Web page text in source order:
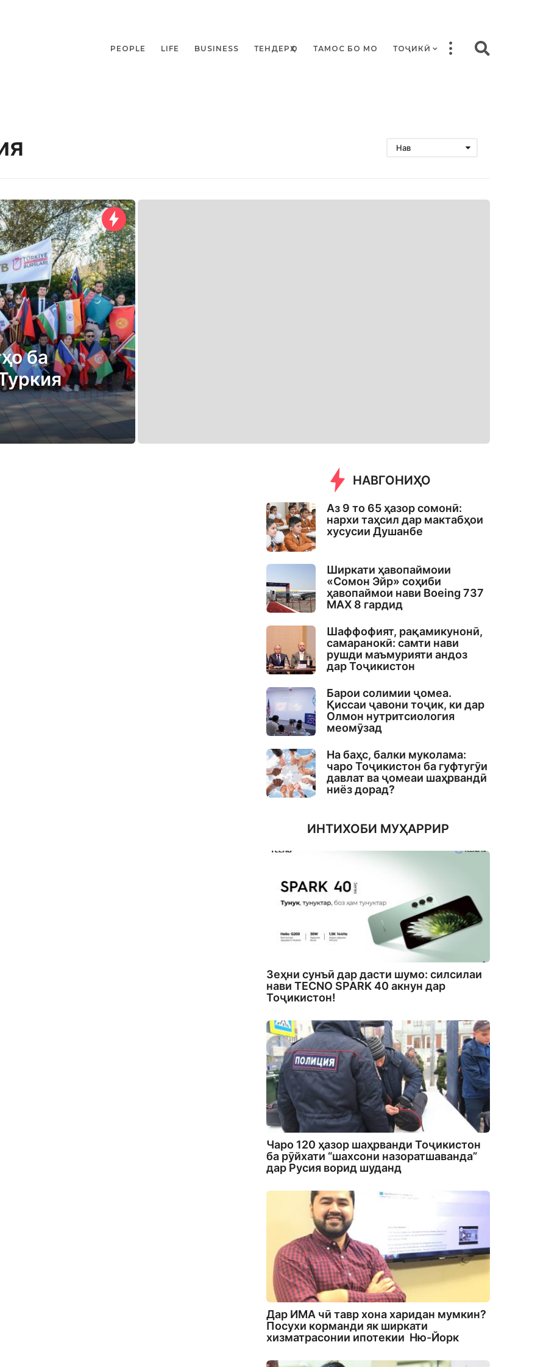
PEOPLE LIFE BUSINESS ТЕНДЕРҲО ТАМОС БО МО ТОҶИКӢ
Нав
ба
НАВГОНИҲО
Аз 9 то 65 ҳазор сомонӣ:
нархи таҳсил дар мактабҳои
хусусии Душанбе
Ширкати ҳавопаймоии
«Сомон Эйр» соҳиби
ҳавопаймои нави Boeing 737
MAX 8 гардид
Шаффофият, рақамикунонӣ,
самаранокӣ: самти нави
рушди маъмурияти андоз
дар Тоҷикистон
Барои солимии ҷомеа.
Қиссаи ҷавони тоҷик, ки дар
Олмон нутритсиология
меомӯзад
На баҳс, балки муколама:
чаро Тоҷикистон ба гуфтугӯи
давлат ва ҷомеаи шаҳрвандӣ
ниёз дорад?
ИНТИХОБИ МУҲАРРИР
Зеҳни сунъӣ дар дасти шумо: силсилаи
нави TECNO SPARK 40 акнун дар
Тоҷикистон!
Чаро 120 ҳазор шаҳрванди Тоҷикистон
ба рӯйхати “шахсони назоратшаванда”
дар Русия ворид шуданд
Дар ИМА чӣ тавр хона харидан мумкин?
Посухи корманди як ширкати
хизматрасонии ипотекии Ню-Йорк